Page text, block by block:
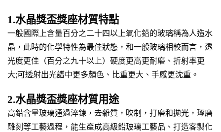
1.水晶獎盃獎座材質特點
一般國際上含量百分之二十四以上氧化鉛的玻璃稱為人造水
晶，此時的化學特性為最佳狀態，和一般玻璃相較而言，透
光度更佳（百分之九十以上）硬度更高更耐磨、折射率更
大;可透射出光譜中更多顏色、比重更大、手感更沈重。
2.水晶獎盃獎座材質用途
高鉛含量玻璃通過淬鍊，去雜質，吹制，打磨和拋光，琢磨
雕刻等工藝過程，能生產成高級鉛玻璃工藝品、打造客製化